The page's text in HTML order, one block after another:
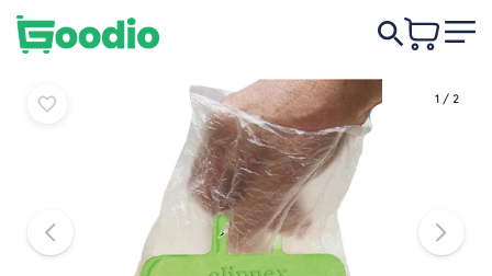
1 / 2
29 DKK
Læg i